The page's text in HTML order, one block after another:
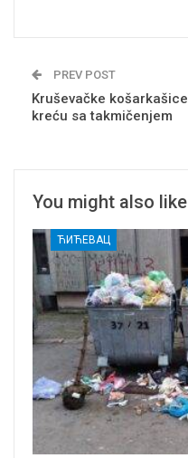
PREV POST
Kruševačke košarkašice
kreću sa takmičenjem
You might also like
ЋИЋЕВАЦ